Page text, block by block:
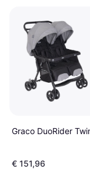
Graco DuoRider
€ 151,96